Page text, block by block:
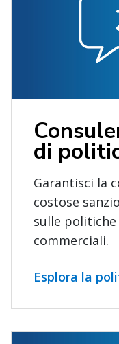
di
Garantisci la
costose
sulle
commerciali.
Esplora la